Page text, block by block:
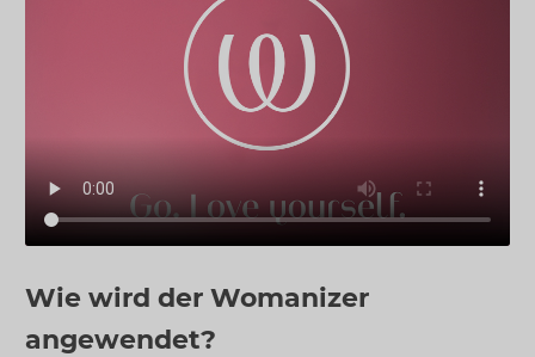
Wie wird der Womanizer
angewendet?